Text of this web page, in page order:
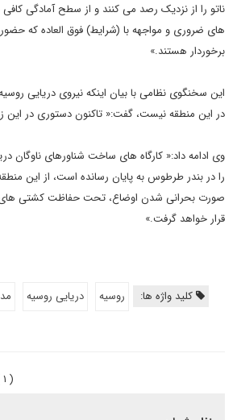
ناتو را از نزدیک رصد می کنند و از سطح آمادگی
های ضروری و مواجهه با (شرایط) فوق العاده که حضور
برخوردار هستند.»
این سخنگوی نظامی با بیان اینکه نیروی دریایی
در این منطقه نیست، گفت:« تاکنون دستوری در این
وی ادامه داد:« کارگاه های ساخت شناورهای ناوگان
را در بندر طرطوس به پایان رسانده است، از این
صورت بحرانی شدن اوضاع، تحت حفاظت کشتی های
قرار خواهد گرفت.»
کلید واژه ها: روسیه دریایی روسیه
(